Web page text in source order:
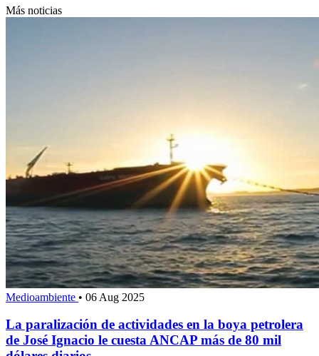
Más noticias
Medioambiente • 06 Aug 2025
La paralización de actividades en la boya petrolera
de José Ignacio le cuesta ANCAP más de 80 mil